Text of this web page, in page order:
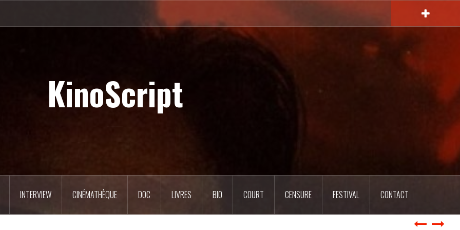
KinoScript
INTERVIEW CINÉMATHÈQUE DOC LIVRES BIO COURT CENSURE FESTIVAL CONTACT